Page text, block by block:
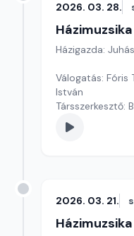
2026. 03. 28.
Házigazda:
Válogatás: Fóris
István
Társszerkesztő:
2026. 03. 21.